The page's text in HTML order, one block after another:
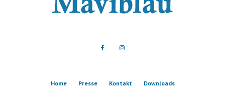
Home Presse Kontakt Downloads